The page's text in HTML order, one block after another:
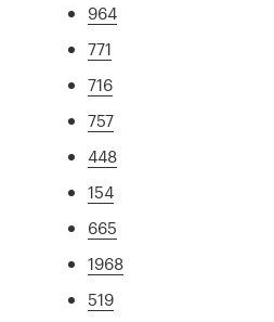
964
771
716
757
448
154
665
1968
519